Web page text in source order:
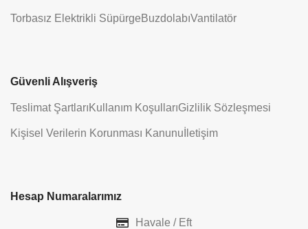
Torbasız Elektrikli SüpürgeBuzdolabıVantilatör
Güvenli Alışveriş
Teslimat ŞartlarıKullanım KoşullarıGizlilik Sözleşmesi
Kişisel Verilerin Korunması Kanunu İletişim
Hesap Numaralarımız
Havale / Eft